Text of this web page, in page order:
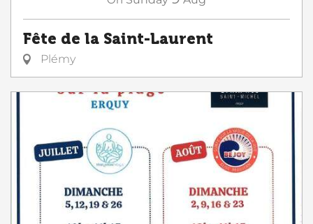
Fête de la Saint-Laurent
Plémy